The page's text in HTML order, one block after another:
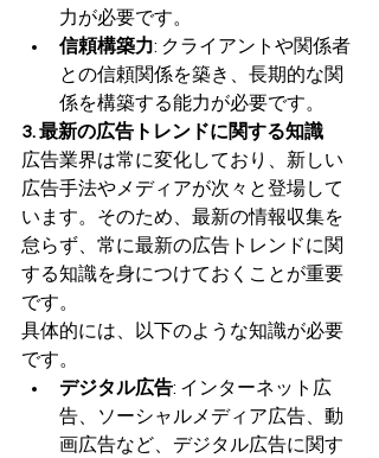
力が必要です。
信頼構築力: クライアントや関係者
との信頼関係を築き、長期的な関
係を構築する能力が必要です。
3. 最新の広告トレンドに関する知識
広告業界は常に変化しており、新しい
広告手法やメディアが次々と登場して
います。そのため、最新の情報収集を
怠らず、常に最新の広告トレンドに関
する知識を身につけておくことが重要
です。
具体的には、以下のような知識が必要
です。
デジタル広告: インターネット広
告、ソーシャルメディア広告、動
画広告など、デジタル広告に関す